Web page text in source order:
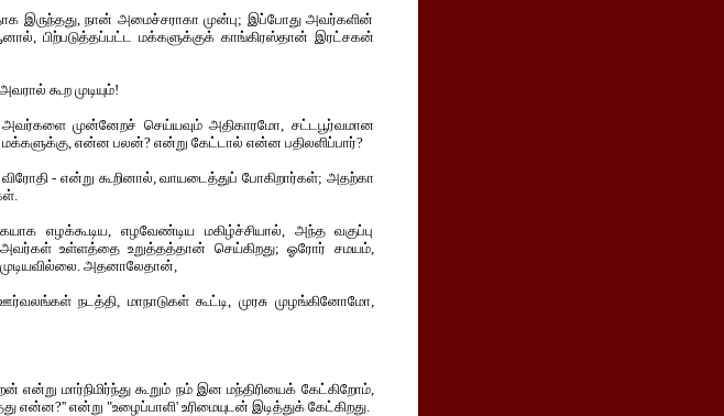
இருந்தது, நான் அமைச்சராகா முன்பு; இப்போது அவர்களின்
ஆனால், பிற்படுத்தப்பட்ட மக்களுக்குக் காங்கிரஸ்தான் இரட்சகன்
கூற முடியும்!
அவர்களை முன்னேறச் செய்யவும் அதிகாரமோ, சட்டபூர்வமான
மக்களுக்கு, என்ன பலன்? என்று கேட்டால் என்ன பதிலளிப்பார்?
- என்று கூறினால், வாயடைத்துப் போகிறார்கள்; அதற்கா
எழக்கூடிய, எழவேண்டிய மகிழ்ச்சியால், அந்த வகுப்பு
உள்ளத்தை உறுத்தத்தான் செய்கிறது; ஓரோர் சமயம்,
அதனாலேதான்,
நடத்தி, மாநாடுகள் கூட்டி, முரசு முழங்கினோமோ,
என்று மார்நிமிர்ந்து கூறும் நம் இன மந்திரியைக் கேட்கிறோம்,
என்று "உழைப்பாளி' உரிமையுடன் இடித்துக் கேட்கிறது.